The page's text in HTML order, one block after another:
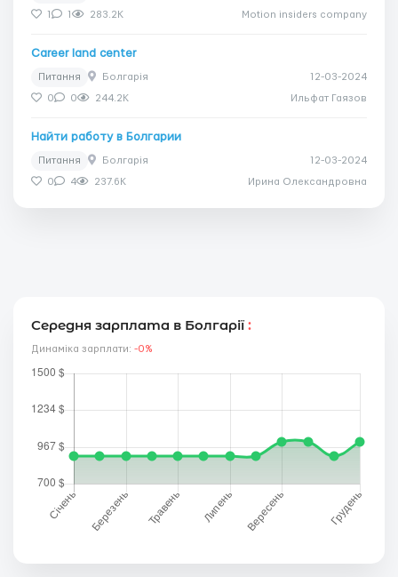
1 1 283.2K Motion insiders company
Career land center
Питання Болгарія 12-03-2024
0 0 244.2K Ильфат Гаязов
Найти работу в Болгарии
Питання Болгарія 12-03-2024
0 4 237.6K Ирина Олександровна
Середня зарплата в Болгарії :
Динаміка зарплати: -0%